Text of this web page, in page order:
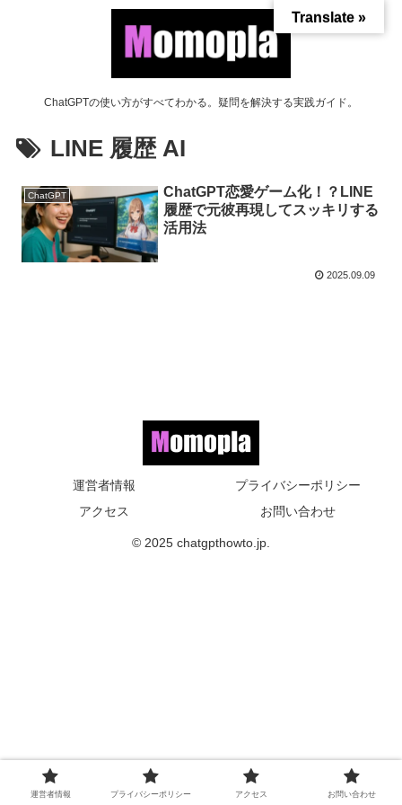
ChatGPTの使い方がすべてわかる。疑問を解決する実践ガイド。
LINE 履歴 AI
ChatGPT
ChatGPT恋愛ゲーム化！？LINE
履歴で元彼再現してスッキリする
活用法
2025.09.09
運営者情報
プライバシーポリシー
アクセス
お問い合わせ
© 2025 chatgpthowto.jp.
運営者情報 プライバシーポリシー アクセス お問い合わせ
Translate »